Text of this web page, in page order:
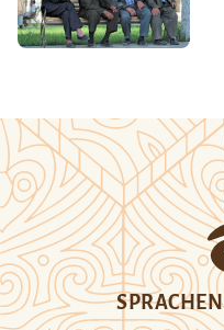
SPRACHEN